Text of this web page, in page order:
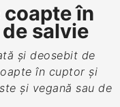
coapte în
salvie
şi deosebit de
în cuptor şi
şi vegană sau de